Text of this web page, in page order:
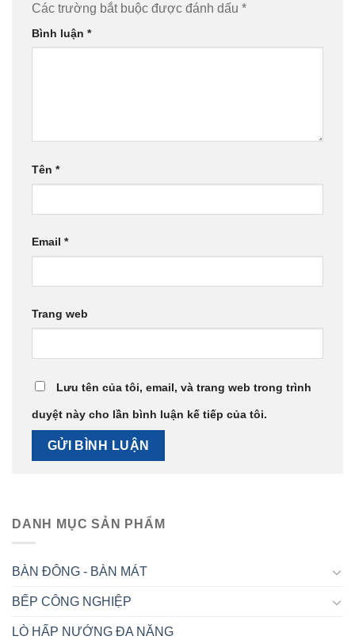
Các trường bắt buộc được đánh dấu *
Bình luận *
Tên *
Email *
Trang web
Lưu tên của tôi, email, và trang web trong trình
duyệt này cho lần bình luận kế tiếp của tôi.
DANH MỤC SẢN PHẨM
BÀN ĐÔNG - BÀN MÁT
BẾP CÔNG NGHIỆP
LÒ HẤP NƯỚNG ĐA NĂNG